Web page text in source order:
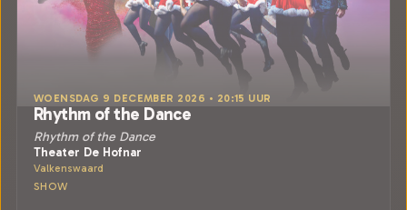
WOENSDAG 9 DECEMBER 2026 • 20:15 UUR
Rhythm of the Dance
Rhythm of the Dance
Theater De Hofnar
Valkenswaard
SHOW